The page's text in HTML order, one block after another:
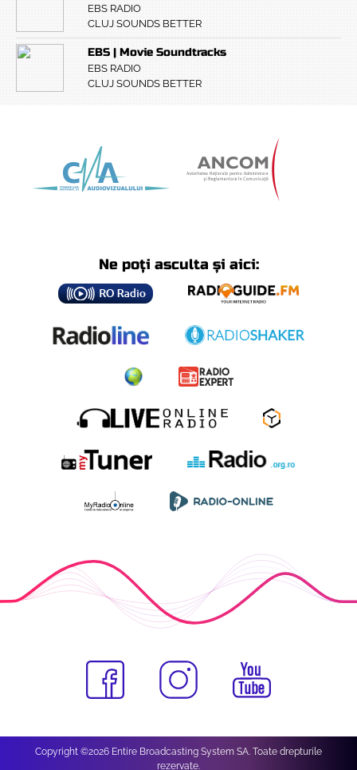
EBS RADIO
CLUJ SOUNDS BETTER
EBS | Movie Soundtracks
EBS RADIO
CLUJ SOUNDS BETTER
Ne poți asculta și aici:
Copyright ©2026 Entire Broadcasting System SA. Toate drepturile
rezervate.